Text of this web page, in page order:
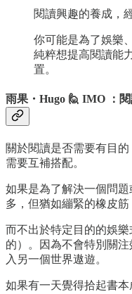
閱讀興趣的養成，
你可能是為了娛樂
純粹想提高閱讀能
置。
雨果・Hugo 🙋 IMO ：
關於閱讀是否需要有目
需要互補搭配。
如果是為了解決一個問
多，但猶如繃緊的橡皮筋
而不出於特定目的的娛
的）。因為不會特別關
入另一個世界遨遊。
如果有一天覺得拾起書